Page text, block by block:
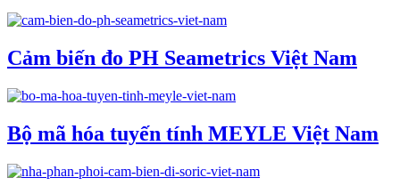
Cảm biến đo PH Seametrics Việt Nam
Bộ mã hóa tuyến tính MEYLE Việt Nam